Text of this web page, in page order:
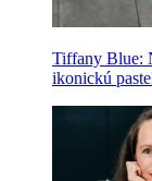
Tiffany Blue:
ikonickú